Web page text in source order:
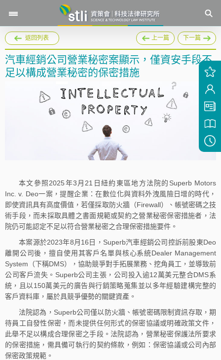
返回列表 上一篇 下一篇
汽車經銷公司營業秘密案顯示，僅資安手段不
足以構成營業秘密的保密措施
本文參照2025年3月21日紐約東區地方法院的Superb Motors
Inc. v. Deo一案，提醒企業：在數位化與資料外洩風險日增的時代，
即使資訊具有高度價值，若僅採取防火牆（Firewall）、帳號密碼之技
術手段，而未採取具體之書面規範或契約之營業秘密保密措施者，法
院仍可能認定不足以符合營業秘密之合理保密措施要件。
本案源於2023年8月16日，Superb汽車經銷公司控訴前股東Deo
離開公司後，擅自使用其客戶名單與核心系統Dealer Management
System（下稱DMS），協助競爭對手拓展業務、挖角員工，並導致前
公司客戶流失。Superb公司主張，公司投入逾12萬美元整合DMS系
統，且以150萬美元的廣告與行銷策略蒐集並以多年經驗建構完整的
客戶資料庫，屬於具競爭優勢的關鍵資產。
法院認為，Superb公司僅以防火牆、帳號密碼限制資訊存取，期
待員工自發性保密，而未提供任何形式的保密協議或明確政策文件，
此舉不足以構成合理保密之手段。法院認為，營業秘密保護法所要求
的保密措施，需具備可執行的契約條款，例如：保密協議或公司內部
保密政策規範。